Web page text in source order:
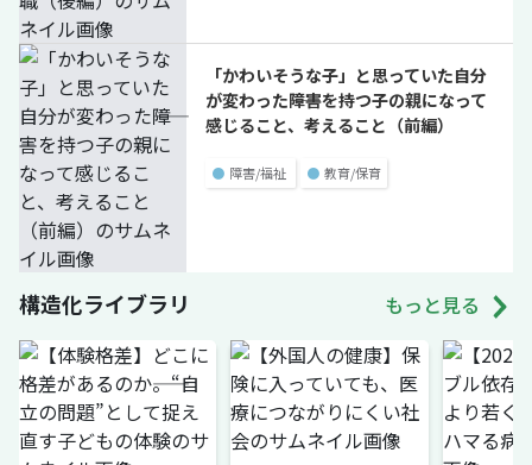
「かわいそうな子」と思っていた自分
が変わった――障害を持つ子の親になって
感じること、考えること（前編）
● 障害/福祉 ● 教育/保育
構造化ライブラリ もっと見る